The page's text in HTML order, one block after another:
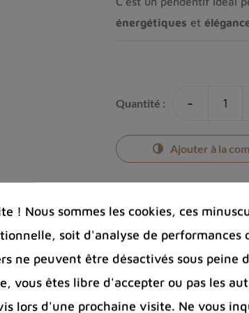
énergétiques et
Quantité : -
Ajouter à la
Photos
Port offert
100 € pour
Entreprise
! Nous sommes les cookies, ces
soit d'analyse de performances
ne peuvent être désactivés sous peine
vous êtes libre d'accepter ou pas les
lors d'une prochaine visite. Ne vous